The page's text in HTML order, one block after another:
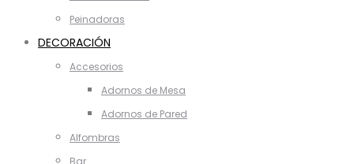
Peinadoras
DECORACIÓN
Accesorios
Adornos de Mesa
Adornos de Pared
Alfombras
Bar